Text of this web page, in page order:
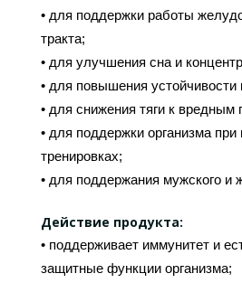
• для поддержки работы
тракта;
• для улучшения сна и
• для повышения устойчивости
• для снижения тяги к вредным
• для поддержки организма при
тренировках;
• для поддержания мужского и
Действие продукта:
• поддерживает иммунитет и
защитные функции организма;